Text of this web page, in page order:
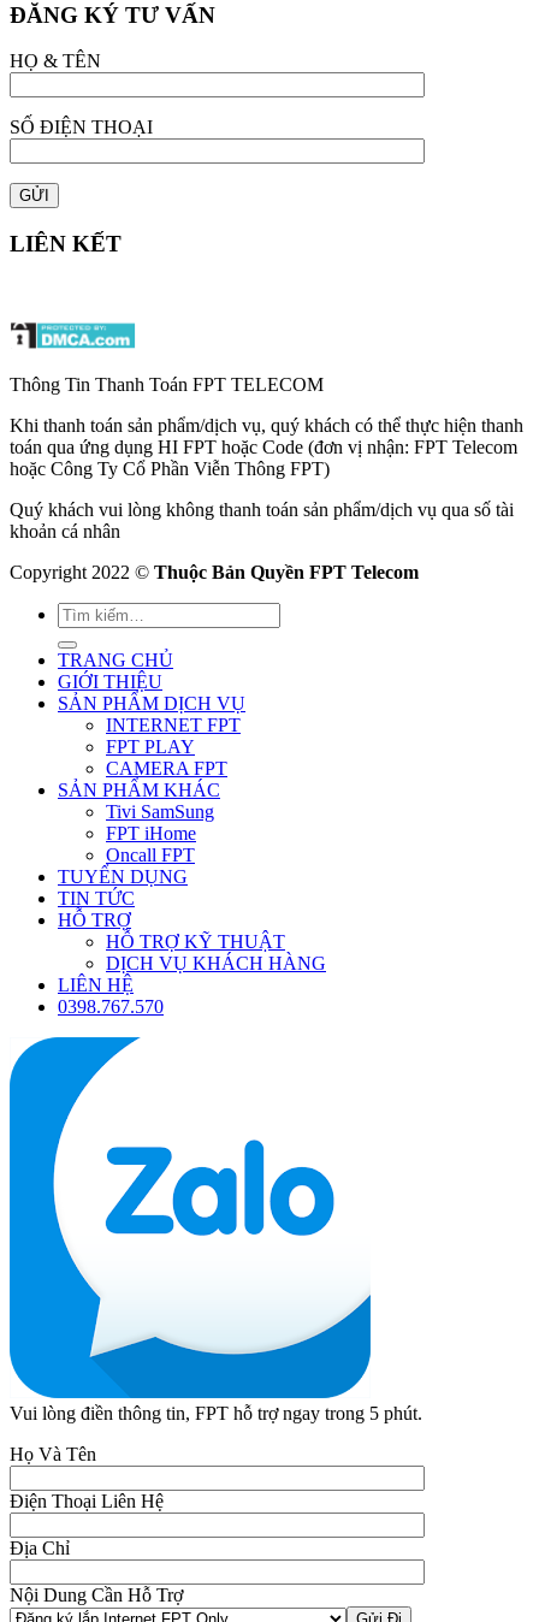
ĐĂNG KÝ TƯ VẤN
HỌ & TÊN
SỐ ĐIỆN THOẠI
LIÊN KẾT
Thông Tin Thanh Toán FPT TELECOM
Khi thanh toán sản phẩm/dịch vụ, quý khách có thể thực hiện thanh
toán qua ứng dụng HI FPT hoặc Code (đơn vị nhận: FPT Telecom
hoặc Công Ty Cổ Phần Viễn Thông FPT)
Quý khách vui lòng không thanh toán sản phẩm/dịch vụ qua số tài
khoản cá nhân
Copyright 2022 © Thuộc Bản Quyền FPT Telecom
TRANG CHỦ
GIỚI THIỆU
SẢN PHẨM DỊCH VỤ
INTERNET FPT
FPT PLAY
CAMERA FPT
SẢN PHẨM KHÁC
Tivi SamSung
FPT iHome
Oncall FPT
TUYỂN DỤNG
TIN TỨC
HỖ TRỢ
HỖ TRỢ KỸ THUẬT
DỊCH VỤ KHÁCH HÀNG
LIÊN HỆ
0398.767.570
Vui lòng điền thông tin, FPT hỗ trợ ngay trong 5 phút.
Họ Và Tên
Điện Thoại Liên Hệ
Địa Chỉ
Nội Dung Cần Hỗ Trợ